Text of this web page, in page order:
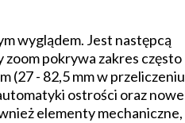
wyglądem. Jest następcą
pokrywa zakres często
(27 - 82,5 mm w
ostrości oraz
elementy mechaniczne,